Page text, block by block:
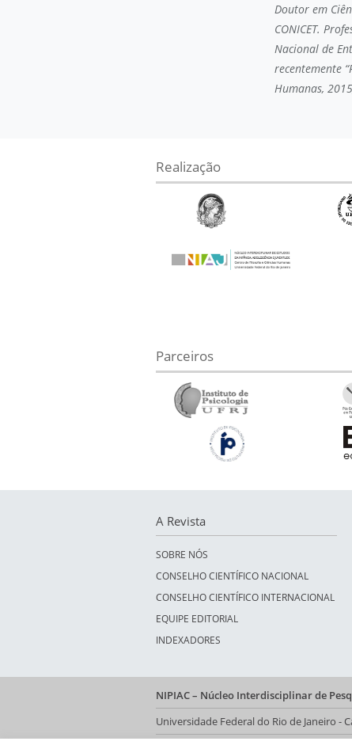
Doutor em
CONICET.
Nacional de
recentemente
Humanas,
Realização
Parceiros
A Revista
SOBRE NÓS
CONSELHO CIENTÍFICO NACIONAL
CONSELHO CIENTÍFICO INTERNACIONAL
EQUIPE EDITORIAL
INDEXADORES
NIPIAC – Núcleo Interdisciplinar de
Universidade Federal do Rio de Janeiro -